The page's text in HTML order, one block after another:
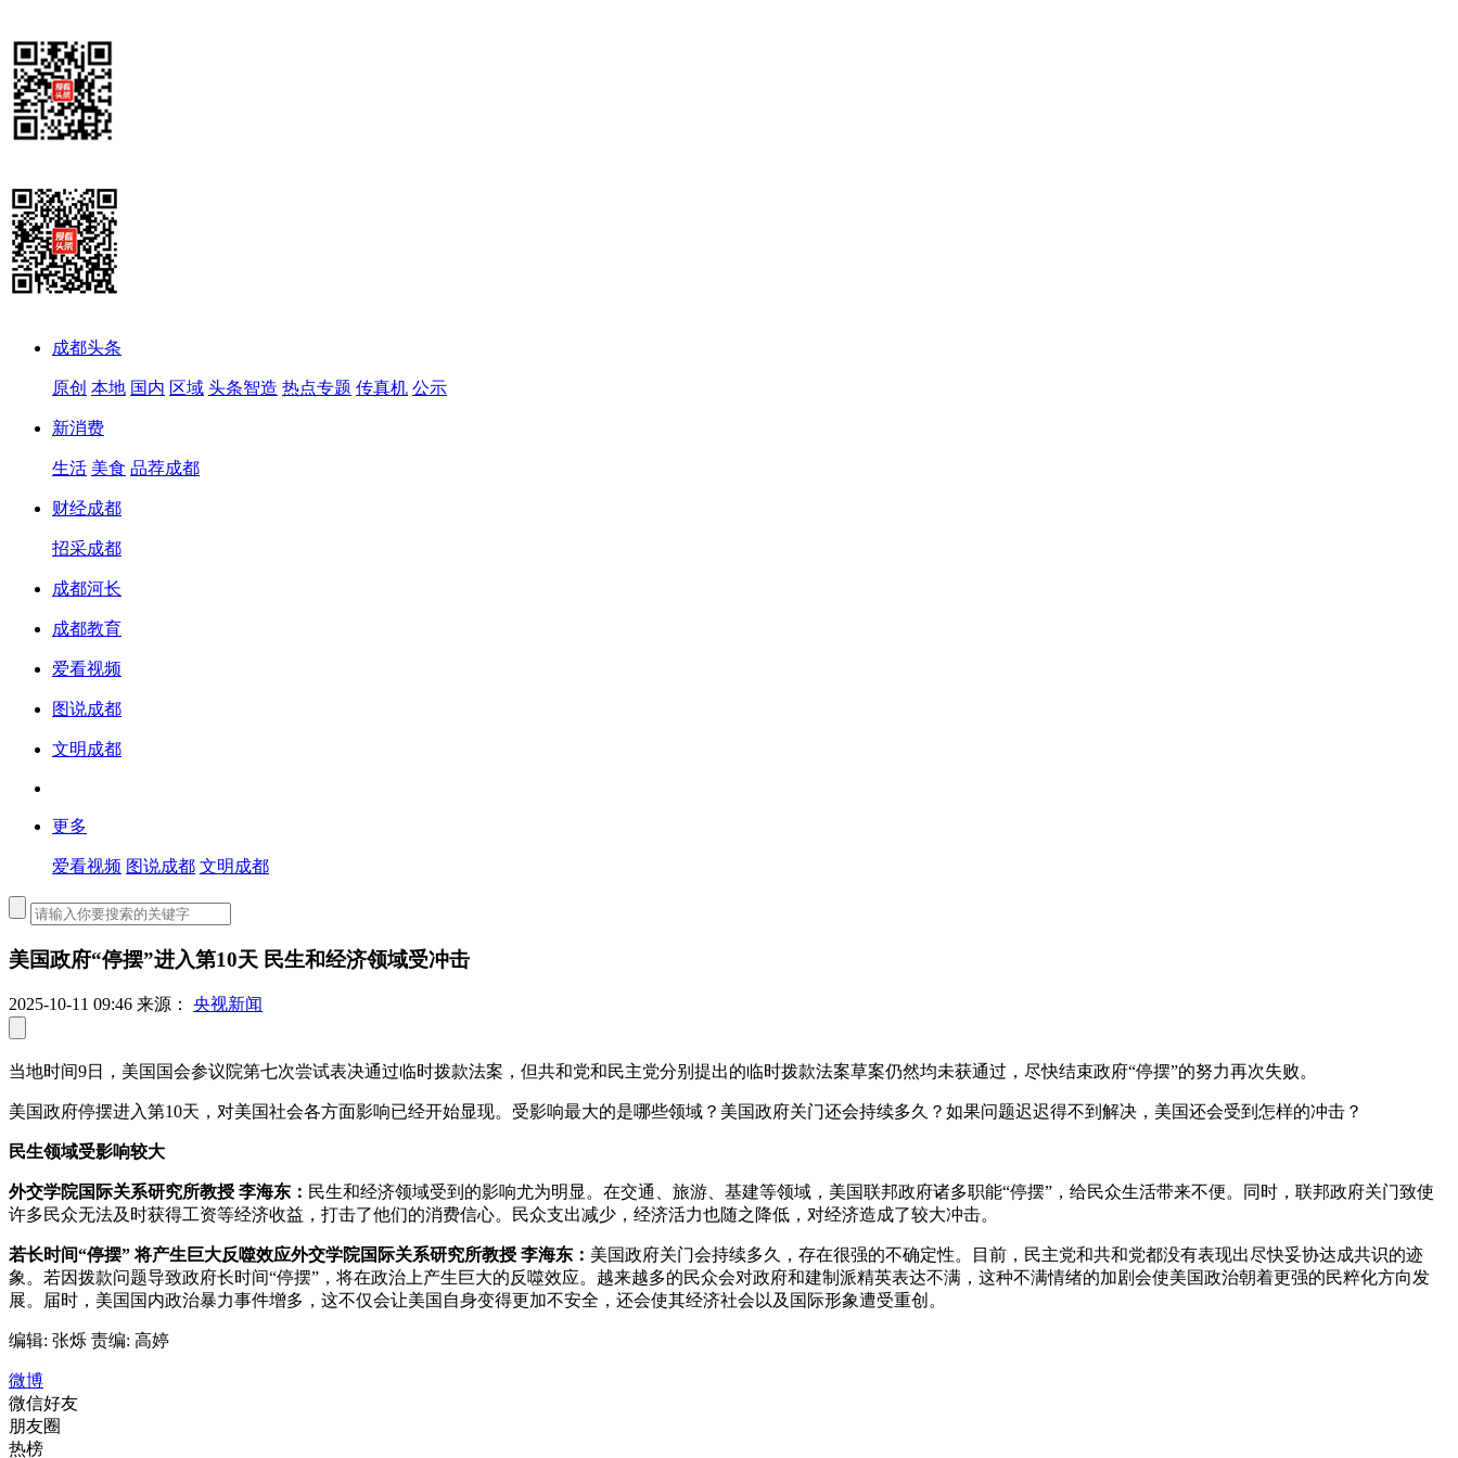
成都头条
原创 本地 国内 区域 头条智造 热点专题 传真机 公示
新消费
生活 美食 品荐成都
财经成都
招采成都
成都河长
成都教育
爱看视频
图说成都
文明成都
更多
爱看视频 图说成都 文明成都
美国政府“停摆”进入第10天 民生和经济领域受冲击
2025-10-11 09:46 来源： 央视新闻
当地时间9日，美国国会参议院第七次尝试表决通过临时拨款法案，但共和党和民主党分别提出的临时拨款法案草案仍然均未获通过，尽快结束政府“停摆”的努力再次失败。
美国政府停摆进入第10天，对美国社会各方面影响已经开始显现。受影响最大的是哪些领域？美国政府关门还会持续多久？如果问题迟迟得不到解决，美国还会受到怎样的冲击？
民生领域受影响较大
外交学院国际关系研究所教授 李海东： 民生和经济领域受到的影响尤为明显。在交通、旅游、基建等领域，美国联邦政府诸多职能“停摆”，给民众生活带来不便。同时，联邦政府关门致使
许多民众无法及时获得工资等经济收益，打击了他们的消费信心。民众支出减少，经济活力也随之降低，对经济造成了较大冲击。
若长时间“停摆” 将产生巨大反噬效应外交学院国际关系研究所教授 李海东： 美国政府关门会持续多久，存在很强的不确定性。目前，民主党和共和党都没有表现出尽快妥协达成共识的迹
象。若因拨款问题导致政府长时间“停摆”，将在政治上产生巨大的反噬效应。越来越多的民众会对政府和建制派精英表达不满，这种不满情绪的加剧会使美国政治朝着更强的民粹化方向发
展。届时，美国国内政治暴力事件增多，这不仅会让美国自身变得更加不安全，还会使其经济社会以及国际形象遭受重创。
编辑: 张烁 责编: 高婷
微博
微信好友
朋友圈
热榜